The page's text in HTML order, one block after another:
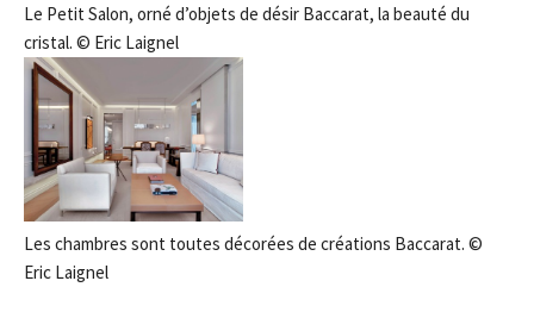
Le Petit Salon, orné d’objets de désir Baccarat, la beauté du
cristal. © Eric Laignel
Les chambres sont toutes décorées de créations Baccarat. ©
Eric Laignel